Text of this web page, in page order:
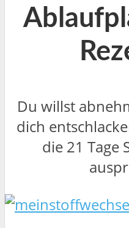
Du willst
dich
die 21 Tage